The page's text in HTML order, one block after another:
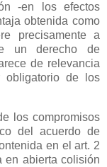
-en los efectos
obtenida como
precisamente a
un derecho de
de relevancia
obligatorio de los
los compromisos
del acuerdo de
en el art. 2
en abierta colisión